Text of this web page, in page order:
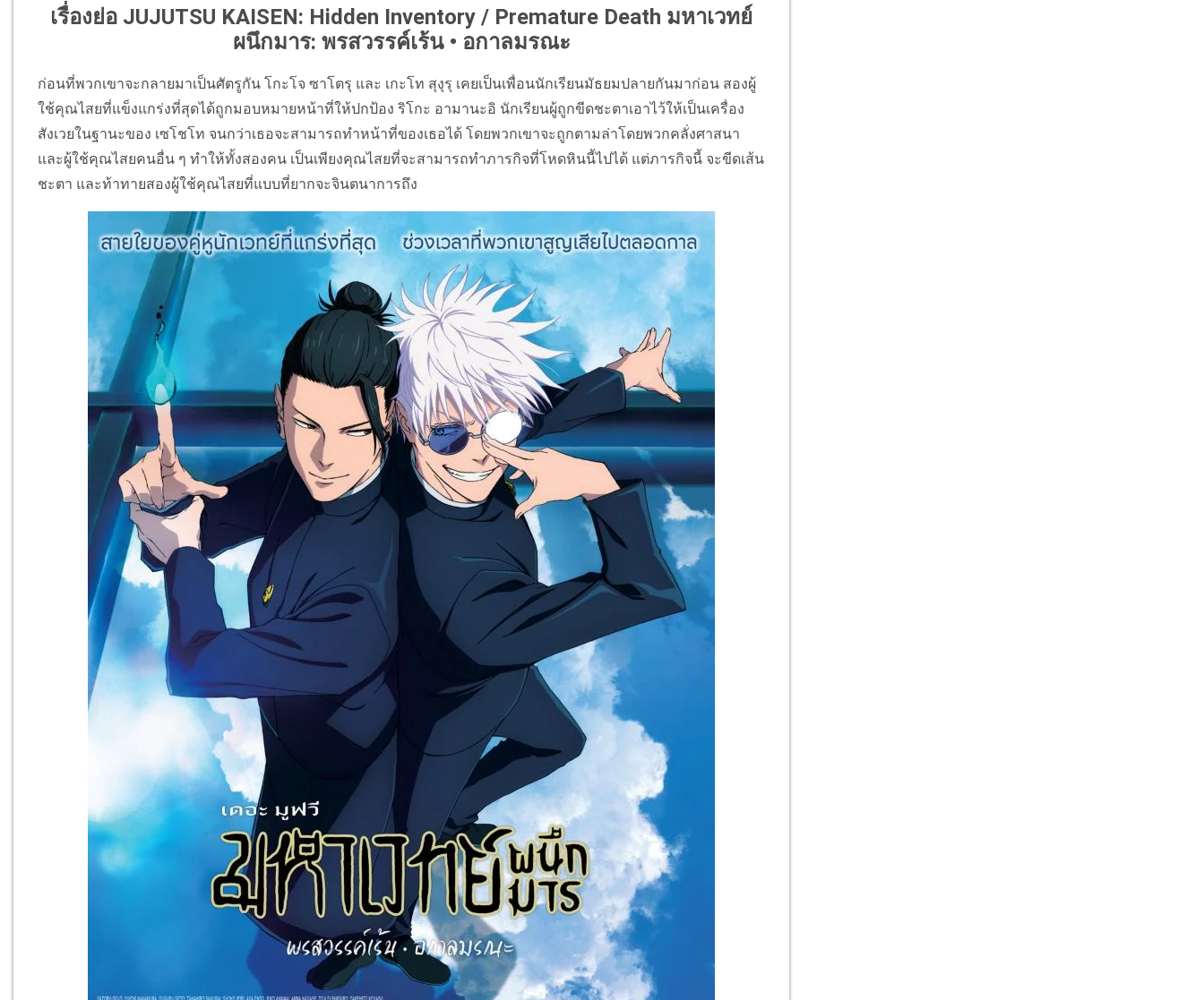
เรื่องย่อ JUJUTSU KAISEN: Hidden Inventory / Premature Death มหาเวทย์
ผนึกมาร: พรสวรรค์เร้น • อกาลมรณะ
ก่อนที่พวกเขาจะกลายมาเป็นศัตรูกัน โกะโจ ซาโตรุ และ เกะโท สุงุรุ เคยเป็นเพื่อนนักเรียนมัธยมปลายกันมาก่อน สองผู้
ใช้คุณไสยที่แข็งแกร่งที่สุดได้ถูกมอบหมายหน้าที่ให้ปกป้อง ริโกะ อามานะอิ นักเรียนผู้ถูกขีดชะตาเอาไว้ให้เป็นเครื่อง
สังเวยในฐานะของ เซโชโท จนกว่าเธอจะสามารถทำหน้าที่ของเธอได้ โดยพวกเขาจะถูกตามล่าโดยพวกคลั่งศาสนา
และผู้ใช้คุณไสยคนอื่น ๆ ทำให้ทั้งสองคน เป็นเพียงคุณไสยที่จะสามารถทำภารกิจที่โหดหินนี้ไปได้ แต่ภารกิจนี้ จะขีดเส้น
ชะตา และท้าทายสองผู้ใช้คุณไสยที่แบบที่ยากจะจินตนาการถึง